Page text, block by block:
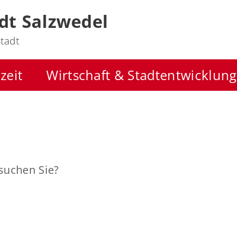
Salzwedel
Wirtschaft & Stadtentwicklung